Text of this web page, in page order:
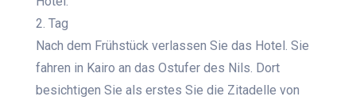
2. Tag
Nach dem Frühstück verlassen Sie das Hotel. Sie
fahren in Kairo an das Ostufer des Nils. Dort
besichtigen Sie als erstes Sie die Zitadelle von